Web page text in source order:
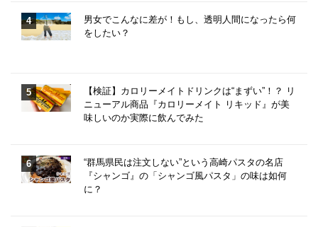
男女でこんなに差が！もし、透明人間になったら何
をしたい？
【検証】カロリーメイトドリンクは“まずい”！？ リ
ニューアル商品『カロリーメイト リキッド』が美
味しいのか実際に飲んでみた
“群馬県民は注文しない”という高崎パスタの名店
『シャンゴ』の「シャンゴ風パスタ」の味は如何
に？